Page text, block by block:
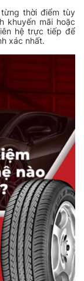
thời điểm tùy
khuyến mãi hoặc
hệ trực tiếp để
xác nhất.